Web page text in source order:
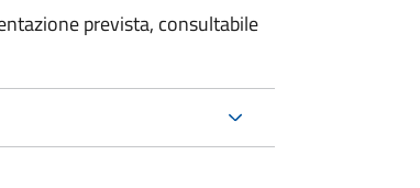
prevista, consultabile